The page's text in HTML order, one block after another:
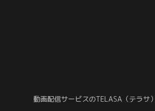
動画配信サービスのTELASA（テラサ）